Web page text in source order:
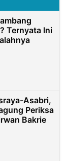
Ternyata Ini
Asabri,
Periksa
Bakrie